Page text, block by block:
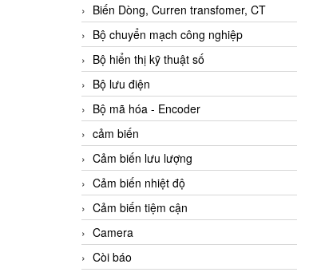
Biến Dòng, Curren transfomer, CT
Bộ chuyển mạch công nghiệp
Bộ hiển thị kỹ thuật số
Bộ lưu điện
Bộ mã hóa - Encoder
cảm biến
Cảm biến lưu lượng
Cảm biến nhiệt độ
Cảm biến tiệm cận
Camera
Còi báo